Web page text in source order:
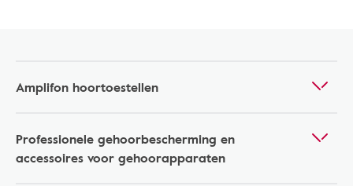
Amplifon hoortoestellen
Professionele gehoorbescherming en
accessoires voor gehoorapparaten